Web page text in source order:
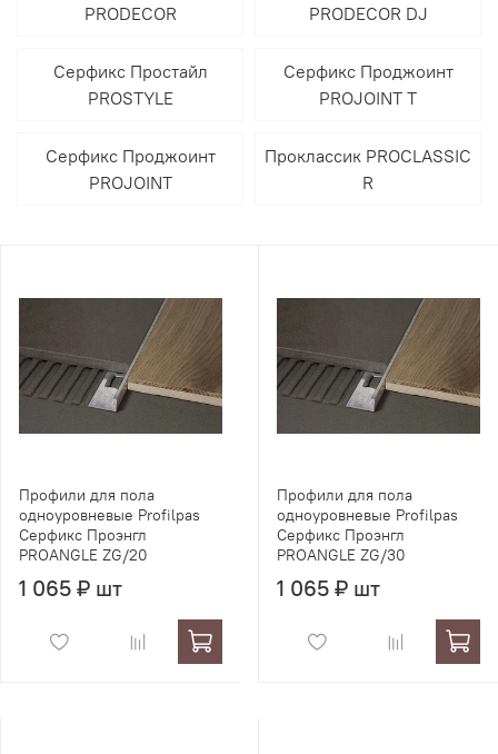
PRODECOR
PRODECOR DJ
Серфикс Простайл
PROSTYLE
Серфикс Проджоинт
PROJOINT T
Серфикс Проджоинт
PROJOINT
Проклассик PROCLASSIC
R
Профили для пола
одноуровневые Profilpas
Серфикс Проэнгл
PROANGLE ZG/20
1 065 ₽ шт
Профили для пола
одноуровневые Profilpas
Серфикс Проэнгл
PROANGLE ZG/30
1 065 ₽ шт